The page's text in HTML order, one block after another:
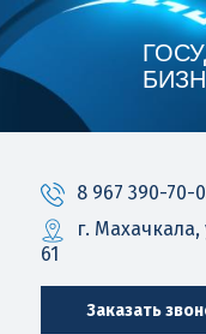
8 967 390-70-
г. Махачкала,
61
Заказать